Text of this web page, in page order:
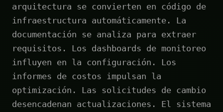
arquitectura se convierten en código de
infraestructura automáticamente. La
documentación se analiza para extraer
requisitos. Los dashboards de monitoreo
influyen en la configuración. Los
informes de costos impulsan la
optimización. Las solicitudes de cambio
desencadenan actualizaciones. El sistema